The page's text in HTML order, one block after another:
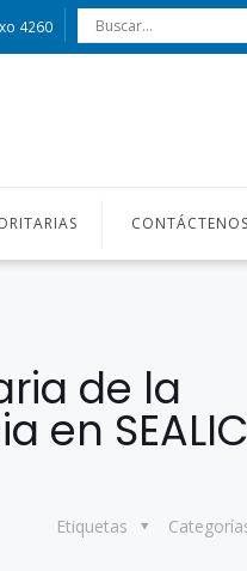
4260
CONTÁCTENOS
de la
Etiquetas